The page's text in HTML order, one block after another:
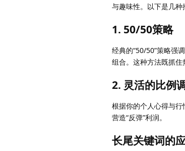
与趣味性。以下是几种
1. 50/50策略
经典的“50/50”策略强
组合。这种方法既抓住
2. 灵活的比例
根据你的个人心得与
营造“反弹”利润。
长尾关键词的